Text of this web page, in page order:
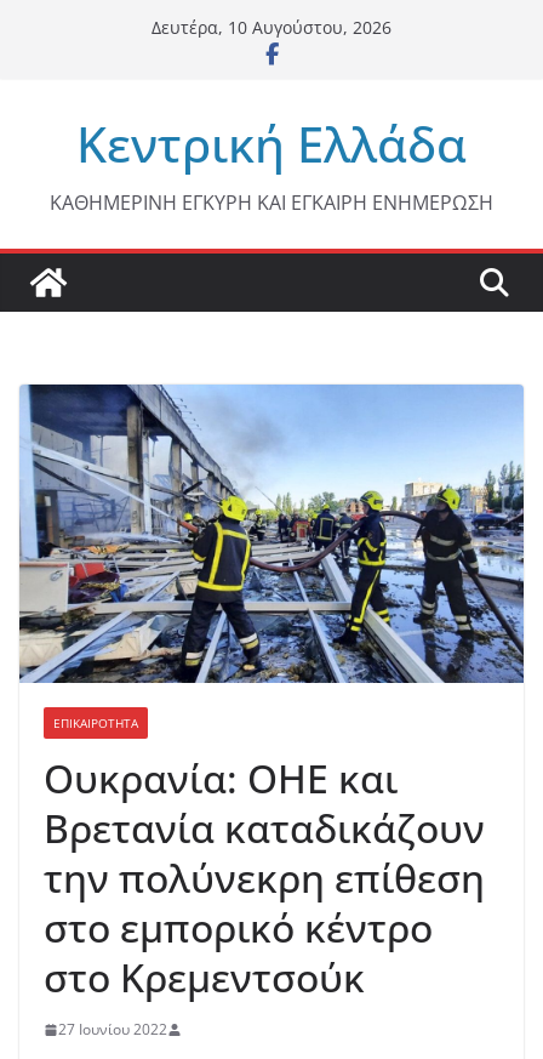
Δευτέρα, 10 Αυγούστου, 2026
Κεντρική Ελλάδα
ΚΑΘΗΜΕΡΙΝΗ ΕΓΚΥΡΗ ΚΑΙ ΕΓΚΑΙΡΗ ΕΝΗΜΕΡΩΣΗ
ΕΠΙΚΑΙΡΟΤΗΤΑ
Ουκρανία: ΟΗΕ και
Βρετανία καταδικάζουν
την πολύνεκρη επίθεση
στο εμπορικό κέντρο
στο Κρεμεντσούκ
27 Ιουνίου 2022